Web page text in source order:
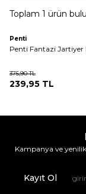
Toplam 1 ürün
Penti
Penti Fantazi Jartiyer
375,90TL
239,95 TL
Kampanya ve
Kayıt Ol